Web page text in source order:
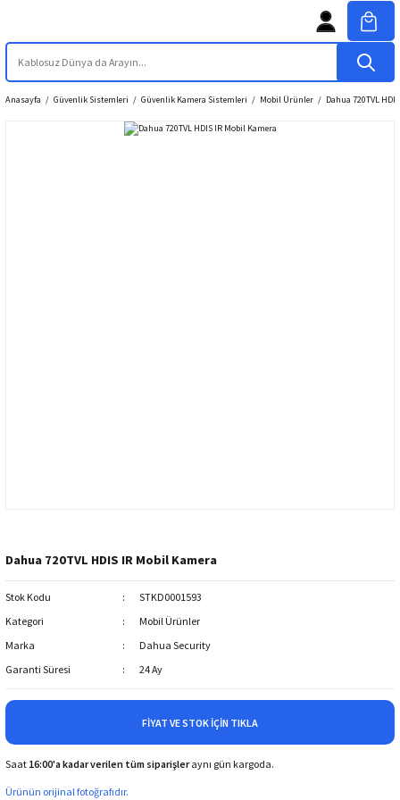
Anasayfa Güvenlik Sistemleri Güvenlik Kamera Sistemleri Mobil Ürünler Dahua 720TVL
Dahua 720TVL HDIS IR Mobil Kamera
Stok Kodu
STKD0001593
Kategori
Mobil Ürünler
Marka
Dahua Security
Garanti Süresi
24 Ay
FIYAT VE STOK İÇIN TIKLA
Saat 16:00'a kadar verilen tüm siparişleraynı gün kargoda.
Ürünün orijinal fotoğrafıdır.